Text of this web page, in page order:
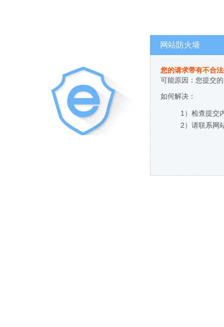
网站防火墙
您的请求带有不合
可能原因：您提交
如何解决：
1）检查提交
2）请联系网